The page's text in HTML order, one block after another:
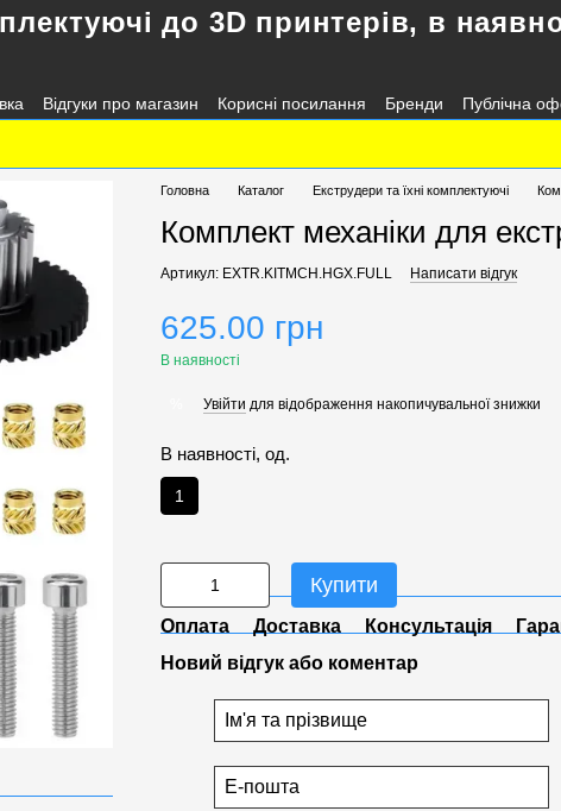
до 3D принтерів, в
Відгуки про магазин Корисні посилання Бренди
Публічна
Головна Каталог Екструдери та їхні комплектуючі
Комплект механіки для
Артикул: EXTR.KITMCH.HGX.FULL Написати відгук
625.00 грн
В наявності
Увійти для відображення накопичувальної знижки
В наявності, од.
1
Купити
Оплата Доставка Консультація
Новий відгук або коментар